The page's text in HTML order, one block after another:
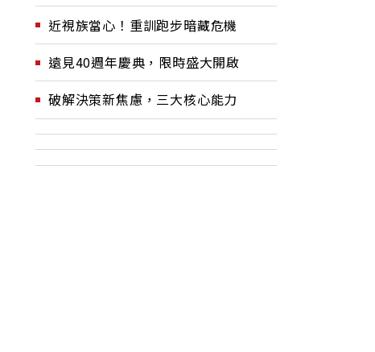
近視族當心！重訓跑步暗藏危機
遠見40週年慶典，限時盛大開啟
破解決策新焦慮，三大核心能力